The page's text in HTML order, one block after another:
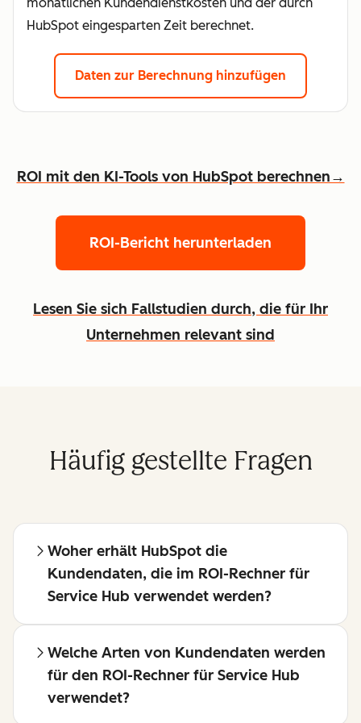
HubSpot eingesparten Zeit berechnet.
Daten zur Berechnung hinzufügen
ROI mit den KI-Tools von HubSpot berechnen→
ROI-Bericht herunterladen
Lesen Sie sich Fallstudien durch, die für Ihr
Unternehmen relevant sind
Häufig gestellte Fragen
Woher erhält HubSpot die
Kundendaten, die im ROI-Rechner für
Service Hub verwendet werden?
Welche Arten von Kundendaten werden
für den ROI-Rechner für Service Hub
verwendet?